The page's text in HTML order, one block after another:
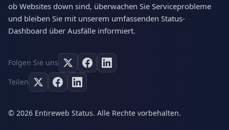
ob Websites down sind, überwachen Sie Serviceprobleme
und bleiben Sie mit unserem umfassenden Status-
Dashboard über Ausfälle informiert.
Folgen Sie uns
Teilen
© 2026 Entireweb Status. Alle Rechte vorbehalten.